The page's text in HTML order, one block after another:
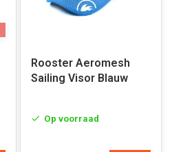
Rooster Aeromesh
Sailing Visor Blauw
Op voorraad